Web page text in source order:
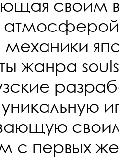
своим
механики
жанра
с первых